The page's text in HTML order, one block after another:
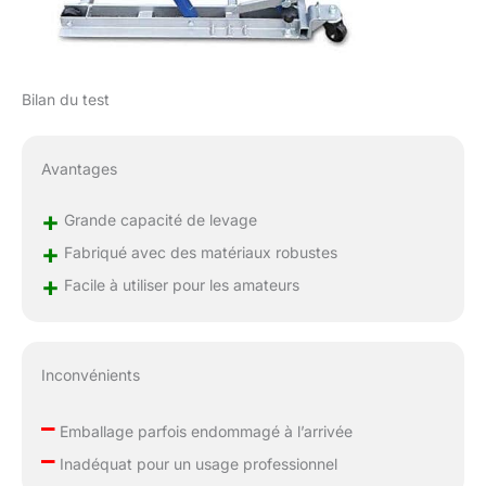
facilement ce produit
dans la position
famille, les amis, les
professionnels de la
réparation de moto ou
Bilan du test
Avantages
+ Grande capacité de levage
+ Fabriqué avec des matériaux robustes
+ Facile à utiliser pour les amateurs
Inconvénients
–Emballage parfois endommagé à l’arrivée
–Inadéquat pour un usage professionnel